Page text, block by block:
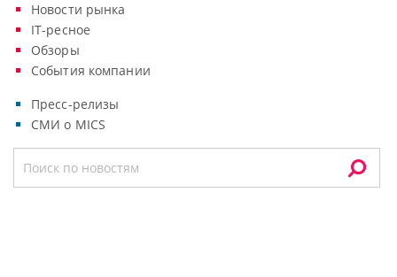
Новости рынка
IT-ресное
Обзоры
События компании
Пресс-релизы
СМИ о MICS